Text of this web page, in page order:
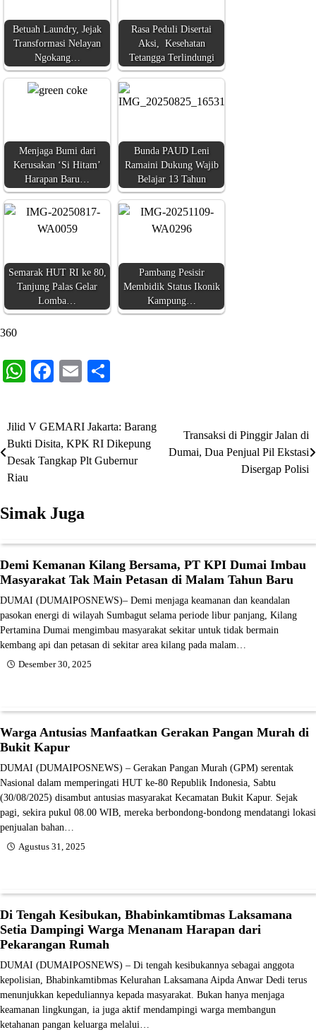
Betuah Laundry, Jejak
Transformasi Nelayan
Ngokang…
Rasa Peduli Disertai
Aksi, Kesehatan
Tetangga Terlindungi
Menjaga Bumi dari
Kerusakan ‘Si Hitam’
Harapan Baru…
Bunda PAUD Leni
Ramaini Dukung Wajib
Belajar 13 Tahun
Semarak HUT RI ke 80,
Tanjung Palas Gelar
Lomba…
Pambang Pesisir
Membidik Status Ikonik
Kampung…
360
WhatsApp
Facebook
Email
Navigasi
pos
Jilid V GEMARI Jakarta: Barang
Bukti Disita, KPK RI Dikepung
Desak Tangkap Plt Gubernur
Riau
Transaksi di Pinggir Jalan di
Dumai, Dua Penjual Pil Ekstasi
Disergap Polisi
Simak Juga
Demi Kemanan Kilang Bersama, PT KPI Dumai Imbau
Masyarakat Tak Main Petasan di Malam Tahun Baru
DUMAI (DUMAIPOSNEWS)– Demi menjaga keamanan dan keandalan
pasokan energi di wilayah Sumbagut selama periode libur panjang, Kilang
Pertamina Dumai mengimbau masyarakat sekitar untuk tidak bermain
kembang api dan petasan di sekitar area kilang pada malam…
Desember 30, 2025
Warga Antusias Manfaatkan Gerakan Pangan Murah di
Bukit Kapur
DUMAI (DUMAIPOSNEWS) – Gerakan Pangan Murah (GPM) serentak
Nasional dalam memperingati HUT ke-80 Republik Indonesia, Sabtu
(30/08/2025) disambut antusias masyarakat Kecamatan Bukit Kapur. Sejak
pagi, sekira pukul 08.00 WIB, mereka berbondong-bondong mendatangi lokasi
penjualan bahan…
Agustus 31, 2025
Di Tengah Kesibukan, Bhabinkamtibmas Laksamana
Setia Dampingi Warga Menanam Harapan dari
Pekarangan Rumah
DUMAI (DUMAIPOSNEWS) – Di tengah kesibukannya sebagai anggota
kepolisian, Bhabinkamtibmas Kelurahan Laksamana Aipda Anwar Dedi terus
menunjukkan kepeduliannya kepada masyarakat. Bukan hanya menjaga
keamanan lingkungan, ia juga aktif mendampingi warga membangun
ketahanan pangan keluarga melalui…